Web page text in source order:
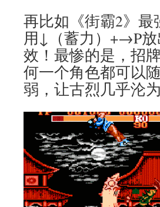
再比如《街霸2》
用↓（蓄力）+→P放
效！最惨的是，招
何一个角色都可以
弱，让古烈几乎沦